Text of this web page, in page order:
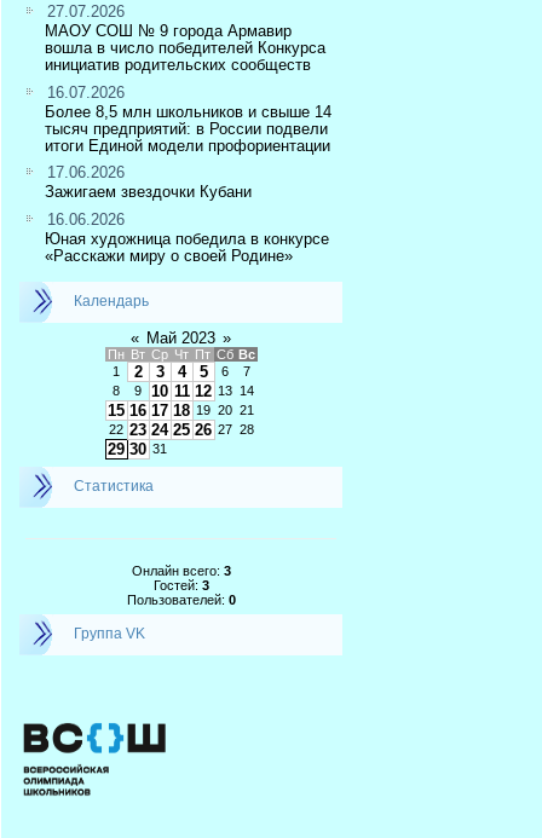
27.07.2026
МАОУ СОШ № 9 города Армавир
вошла в число победителей Конкурса
инициатив родительских сообществ
16.07.2026
Более 8,5 млн школьников и свыше 14
тысяч предприятий: в России подвели
итоги Единой модели профориентации
17.06.2026
Зажигаем звездочки Кубани
16.06.2026
Юная художница победила в конкурсе
«Расскажи миру о своей Родине»
Календарь
« Май 2023 »
Пн Вт Ср Чт Пт Сб Вс
1
2 3 4 5 6
7
8
9 10 11 12 13 14
15 16 17 18 19 20 21
22 23 24 25 26 27 28
29 30 31
Статистика
Онлайн всего: 3
Гостей: 3
Пользователей: 0
Группа VK